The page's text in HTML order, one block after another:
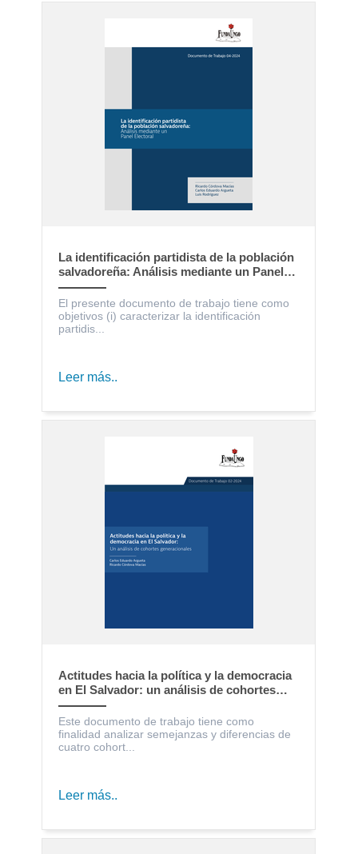
La identificación partidista de la población
salvadoreña: Análisis mediante un Panel
Electoral
El presente documento de trabajo tiene como
objetivos (i) caracterizar la identificación
partidis...
Leer más..
Actitudes hacia la política y la democracia
en El Salvador: un análisis de cohortes
generacionales
Este documento de trabajo tiene como
finalidad analizar semejanzas y diferencias de
cuatro cohort...
Leer más..